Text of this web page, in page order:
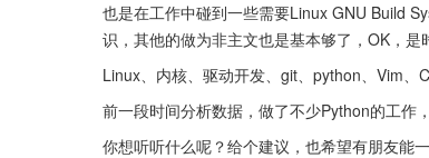
也是在工作中碰到一些需要Linux GNU Build
识，其他的做为非主文也是基本够了，OK，是
Linux、内核、驱动开发、git、python、Vim、
前一段时间分析数据，做了不少Python的工作
你想听听什么呢？给个建议，也希望有朋友能